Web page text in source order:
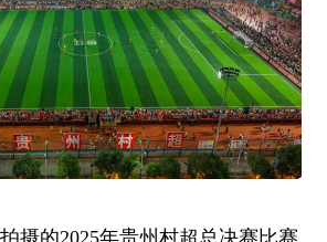
的2025年贵州村超总决赛比赛